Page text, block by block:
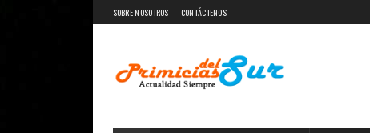
SOBRE NOSOTROS CONTÁCTENOS